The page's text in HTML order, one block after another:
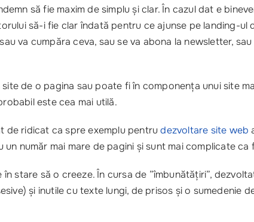
să fie maxim de simplu și clar. În cazul dat e
să-i fie clar îndată pentru ce ajunse pe landing-ul
va cumpăra ceva, sau se va abona la newsletter,
de o pagina sau poate fi în componența unui site
este cea mai utilă.
de ridicat ca spre exemplu pentrudezvoltare site web
număr mai mare de pagini și sunt mai complicate
stare să o creeze. În cursa de ”îmbunătățiri”,
și inutile cu texte lungi, de prisos și o sumedenie